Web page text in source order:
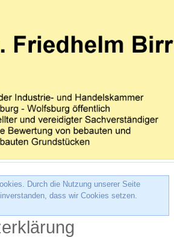
Durch die Nutzung unserer Seite
dass wir Cookies setzen.